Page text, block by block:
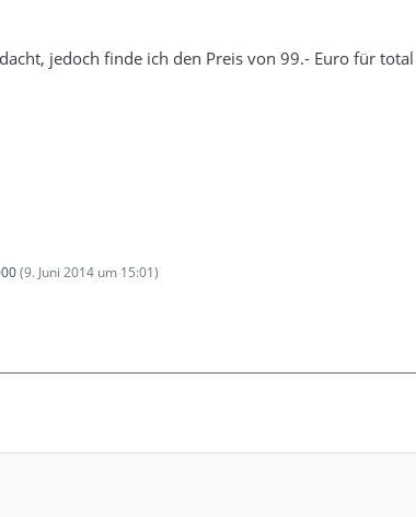
jedoch finde ich den Preis von 99.- Euro für
(9. Juni 2014 um 15:01)